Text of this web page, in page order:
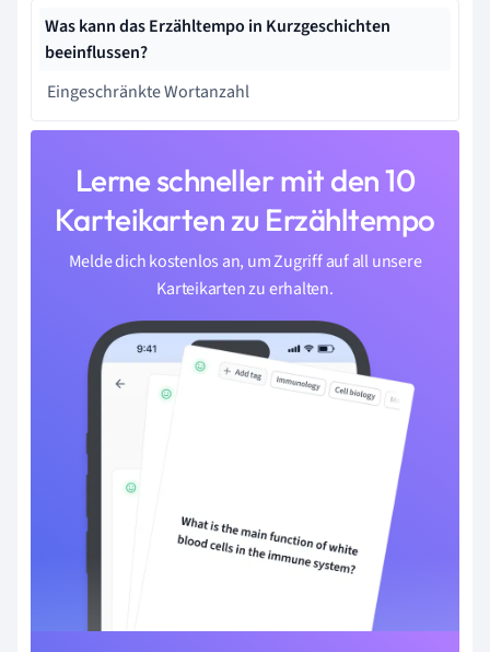
Was kann das Erzähltempo in Kurzgeschichten
beeinflussen?
Eingeschränkte Wortanzahl
Lerne schneller mit den 10
Karteikarten zu Erzähltempo
Melde dich kostenlos an, um Zugriff auf all unsere
Karteikarten zu erhalten.